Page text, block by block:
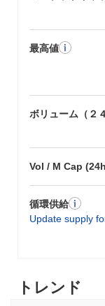
最高値
ボリューム（２
Vol / M Cap
循環供給
Update supply
ソースを提供し
す。
FINEトークンは
ィを提供します
送信し、分散型
ークのセキュリ
す。さらに、
を提供し、エコ
システムには、
プラットフォー
して、FINEはユ
トレンド